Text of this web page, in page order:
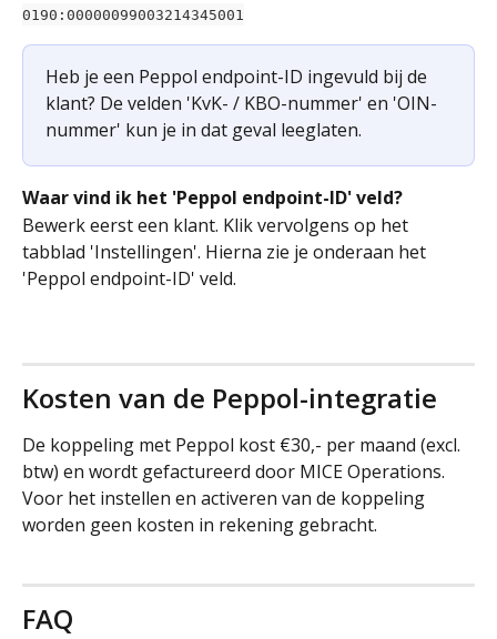
0190:00000099003214345001
Heb je een Peppol endpoint-ID ingevuld bij de
klant? De velden 'KvK- / KBO-nummer' en 'OIN-
nummer' kun je in dat geval leeglaten.
Waar vind ik het 'Peppol endpoint-ID' veld?
Bewerk eerst een klant. Klik vervolgens op het
tabblad 'Instellingen'. Hierna zie je onderaan het
'Peppol endpoint-ID' veld.
Kosten van de Peppol-integratie
De koppeling met Peppol kost €30,- per maand (excl.
btw) en wordt gefactureerd door MICE Operations.
Voor het instellen en activeren van de koppeling
worden geen kosten in rekening gebracht.
FAQ